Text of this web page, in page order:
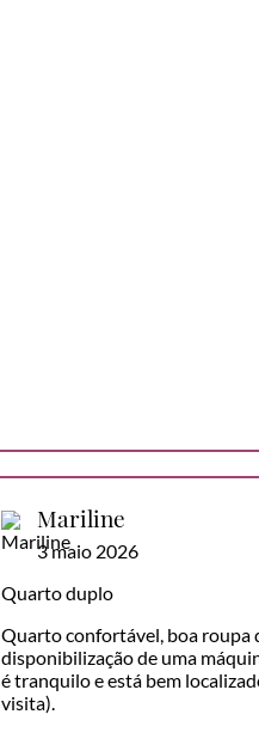
Mariline
3 maio 2026
Quarto duplo
Quarto confortável, boa roupa
disponibilização de uma
é tranquilo e está bem
visita).